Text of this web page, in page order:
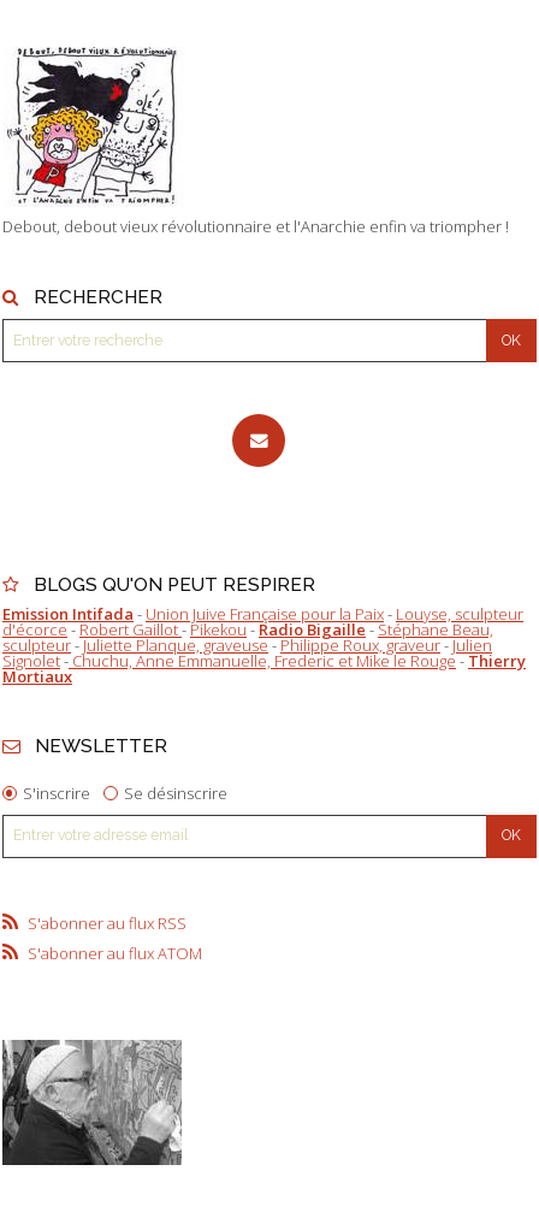
Debout, debout vieux révolutionnaire et l'Anarchie enfin va triompher !
RECHERCHER
BLOGS QU'ON PEUT RESPIRER
Emission Intifada - Union Juive Française pour la Paix- Louyse, sculpteur
d'écorce-Robert Gaillot-Pikekou-Radio Bigaille-Stéphane Beau,
sculpteur-Juliette Planque, graveuse-Philippe Roux, graveur-Julien
Signolet-Chuchu, Anne Emmanuelle, Frederic et Mike le Rouge-Thierry
Mortiaux
NEWSLETTER
S'inscrire Se désinscrire
S'abonner au flux RSS
S'abonner au flux ATOM